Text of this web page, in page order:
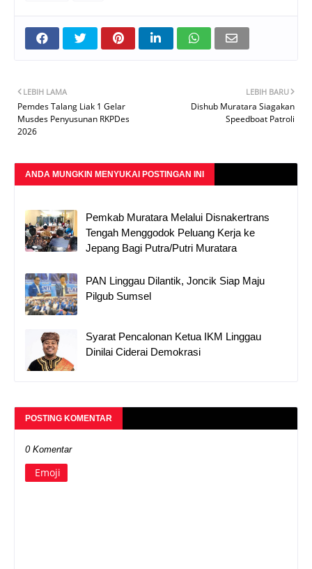
LEBIH BARU
Dishub Muratara Siagakan
Speedboat Patroli
LEBIH LAMA
Pemdes Talang Liak 1 Gelar
Musdes Penyusunan RKPDes
2026
ANDA MUNGKIN MENYUKAI POSTINGAN INI
Pemkab Muratara Melalui Disnakertrans
Tengah Menggodok Peluang Kerja ke
Jepang Bagi Putra/Putri Muratara
PAN Linggau Dilantik, Joncik Siap Maju
Pilgub Sumsel
Syarat Pencalonan Ketua IKM Linggau
Dinilai Ciderai Demokrasi
POSTING KOMENTAR
0 Komentar
Emoji